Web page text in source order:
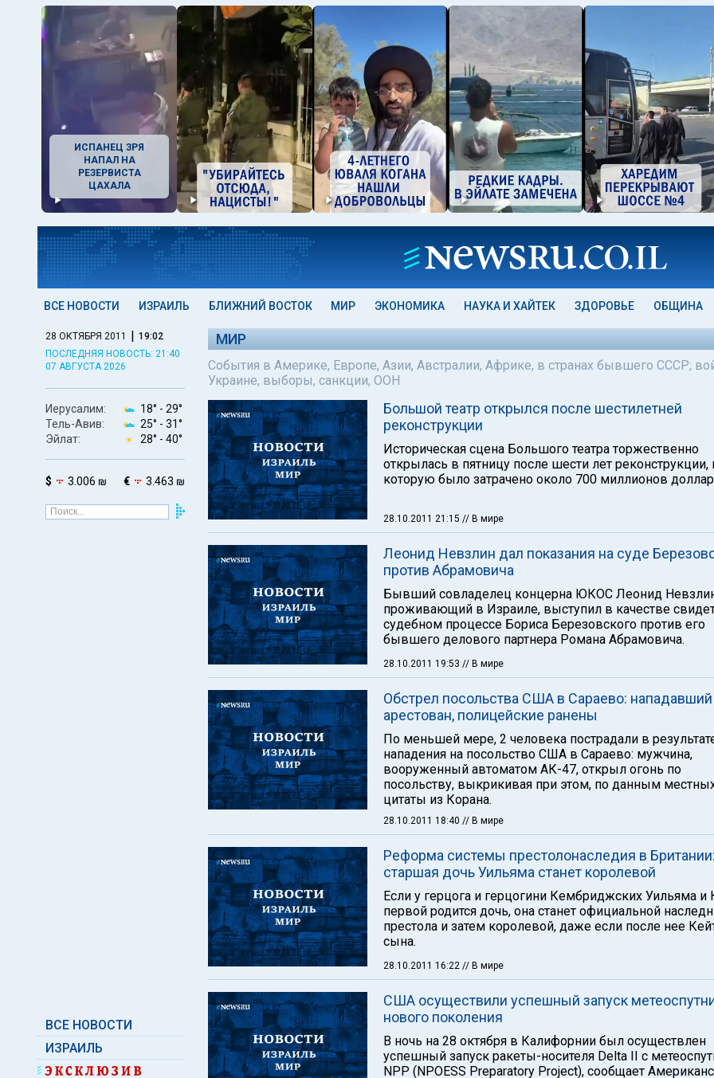
ИСПАНЕЦ ЗРЯ
НАПАЛ НА
РЕЗЕРВИСТА
ЦАХАЛА
ВСЕ НОВОСТИ ИЗРАИЛЬ БЛИЖНИЙ ВОСТОК МИР ЭКОНОМИКА НАУКА И ХАЙТЕК ЗДОРОВЬЕ ОБЩИНА
28 ОКТЯБРЯ 2011 | 19:02
ПОСЛЕДНЯЯ НОВОСТЬ: 21:40
07 АВГУСТА 2026
Иерусалим: 18° - 29°
Тель-Авив:
25° - 31°
Эйлат:
28° - 40°
$ 3.006 ₪ € 3.463 ₪
ВСЕ НОВОСТИ
ИЗРАИЛЬ
МИР
События в Америке, Европе, Азии, Австралии, Африке, в странах бывшего СССР;
Украине, выборы, санкции, ООН
Большой театр открылся после шестилетней
реконструкции
Историческая сцена Большого театра торжественно
открылась в пятницу после шести лет реконструкции,
которую было затрачено около 700 миллионов
28.10.2011 21:15 // В мире
Леонид Невзлин дал показания на суде
против Абрамовича
Бывший совладелец концерна ЮКОС Леонид
проживающий в Израиле, выступил в качестве
судебном процессе Бориса Березовского против его
бывшего делового партнера Романа Абрамовича.
28.10.2011 19:53 // В мире
Обстрел посольства США в Сараево: нападавший
арестован, полицейские ранены
По меньшей мере, 2 человека пострадали в
нападения на посольство США в Сараево: мужчина,
вооруженный автоматом АК-47, открыл огонь по
посольству, выкрикивая при этом, по данным
цитаты из Корана.
28.10.2011 18:40 // В мире
Реформа системы престолонаследия в Британии:
старшая дочь Уильяма станет королевой
Если у герцога и герцогини Кембриджских Уильяма и
первой родится дочь, она станет официальной
престола и затем королевой, даже если после нее
сына.
28.10.2011 16:22 // В мире
США осуществили успешный запуск
нового поколения
В ночь на 28 октября в Калифорнии был осуществлен
успешный запуск ракеты-носителя Delta II с
NPP (NPOESS Preparatory Project), сообщает